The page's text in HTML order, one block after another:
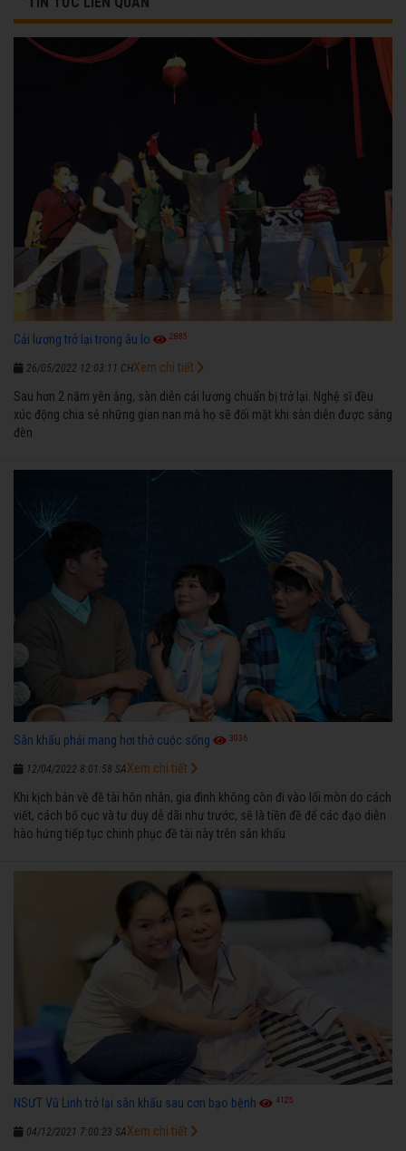
Cải lương trở lại trong âu lo 2885
26/05/2022 12:03:11 CH
Sau hơn 2 năm yên ắng, sàn diễn cải lương chuẩn bị trở lại. Nghệ sĩ đều
xúc động chia sẻ những gian nan mà họ sẽ đối mặt khi sàn diễn được sáng
đèn
Xem chi tiết
Sân khấu phải mang hơi thở cuộc sống 3036
12/04/2022 8:01:58 SA
Khi kịch bản về đề tài hôn nhân, gia đình không còn đi vào lối mòn do cách
viết, cách bố cục và tư duy dễ dãi như trước, sẽ là tiền đề để các đạo diễn
hào hứng tiếp tục chinh phục đề tài này trên sân khấu
Xem chi tiết
NSƯT Vũ Linh trở lại sân khấu sau cơn bạo bệnh 4125
04/12/2021 7:00:23 SAXem chi tiết